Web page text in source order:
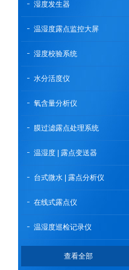
湿度发生器
温湿度露点监控大屏
湿度校验系统
水分活度仪
氧含量分析仪
膜过滤露点处理系统
温湿度 | 露点变送器
台式微水 | 露点分析仪
在线式露点仪
温湿度巡检记录仪
查看全部